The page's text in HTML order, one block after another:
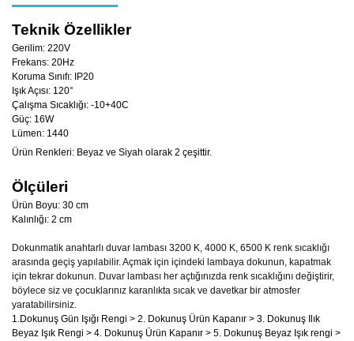
Teknik Özellikler
Gerilim: 220V
Frekans: 20Hz
Koruma Sınıfı: IP20
Işık Açısı: 120°
Çalışma Sıcaklığı: -10+40C
Güç: 16W
Lümen: 1440
Ürün Renkleri: Beyaz ve Siyah olarak 2 çeşittir.
Ölçüleri
Ürün Boyu: 30 cm
Kalınlığı: 2 cm
Dokunmatik anahtarlı duvar lambası 3200 K, 4000 K, 6500 K renk sıcaklığı
arasında geçiş yapılabilir. Açmak için içindeki lambaya dokunun, kapatmak
için tekrar dokunun. Duvar lambası her açtığınızda renk sıcaklığını değiştirir,
böylece siz ve çocuklarınız karanlıkta sıcak ve davetkar bir atmosfer
yaratabilirsiniz.
1.Dokunuş Gün Işığı Rengi > 2. Dokunuş Ürün Kapanır > 3. Dokunuş Ilık
Beyaz Işık Rengi > 4. Dokunuş Ürün Kapanır > 5. Dokunuş Beyaz Işık rengi >